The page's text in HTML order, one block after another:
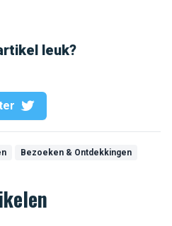
leuk?
Bezoeken & Ontdekkingen